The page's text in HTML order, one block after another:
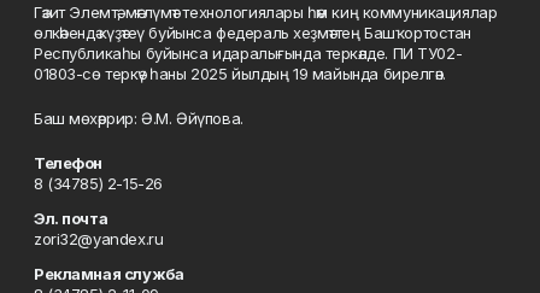
Гәзит Элемтә, мәғлүмәт технологиялары һәм киң коммуникациялар
өлкәһендә күҙәтеү буйынса федераль хеҙмәттең Башҡортостан
Республикаһы буйынса идаралығында теркәлде. ПИ ТУ02-
01803-сө теркәү һаны 2025 йылдың 19 майында бирелгән.
Баш мөхәррир: Ә.М. Әйүпова.
Телефон
8 (34785) 2-15-26
Эл. почта
zori32@yandex.ru
Рекламная служба